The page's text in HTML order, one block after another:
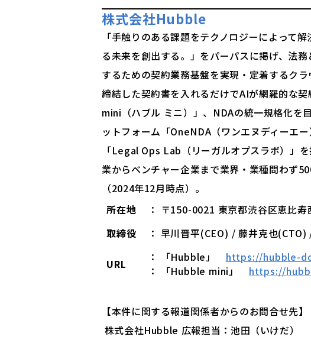
株式会社Hubble
「手触りのある課題をテクノロジーによって
る未来を創出する。」をパーパスに掲げ、法
するための契約業務基盤を実現・定着するク
締結した契約書を入れるだけでAIが網羅的な
mini（ハブル ミニ）」、NDAの統一規格化を
ットフォーム「OneNDA（ワンエヌディーエ
「Legal Ops Lab（リーガルオプスラボ）」
業からベンチャー企業まで業界・業種問わず
（2024年12月時点）。
所在地
： 〒150-0021 東京都渋谷区恵比
取締役
： 早川晋平(CEO) / 藤井克也
URL ： 「Hubble」 https://hubble-
： 「Hubble mini」 https://
【本件に関する報道関係者からのお問合せ先】
株式会社Hubble 広報担当：池田（いけだ）